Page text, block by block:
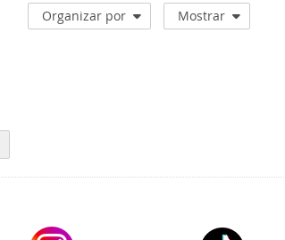
Organizar por Mostrar